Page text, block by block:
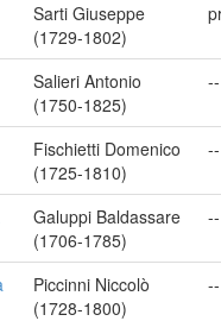
Sarti Giuseppe
(1729-1802)
Salieri Antonio
(1750-1825)
--
Fischietti Domenico
(1725-1810)
--
Galuppi Baldassare
(1706-1785)
--
Piccinni Niccolò
(1728-1800)
--